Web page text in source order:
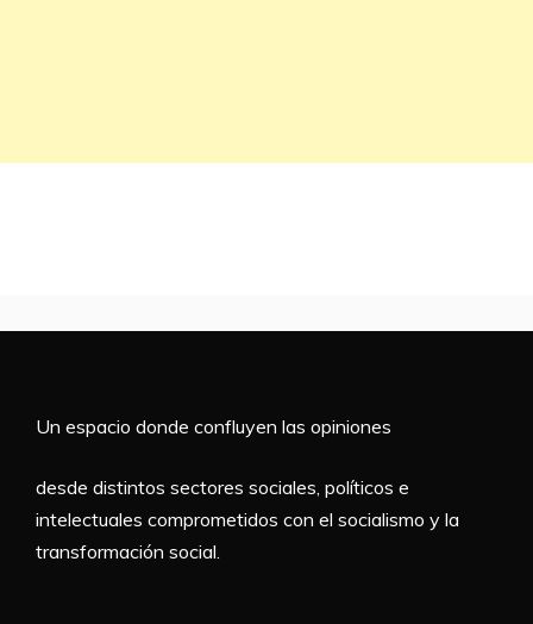
Un espacio donde confluyen las opiniones
desde distintos sectores sociales, políticos e
intelectuales comprometidos con el socialismo y la
transformación social.